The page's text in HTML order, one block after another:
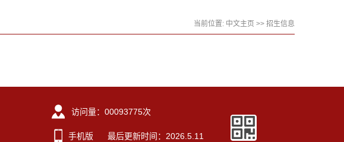
当前位置: 中文主页 >> 招生信息
访问量： 00093775次
手机版 最后更新时间： 2026 5 11